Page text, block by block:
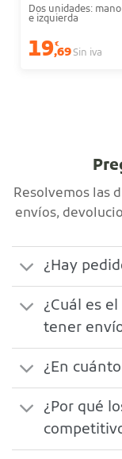
Dos unidades:
e izquierda
19€
,69Sin iva
Resolvemos las
envíos,
¿Hay
¿Cuál es
tener
¿En
¿Por qué